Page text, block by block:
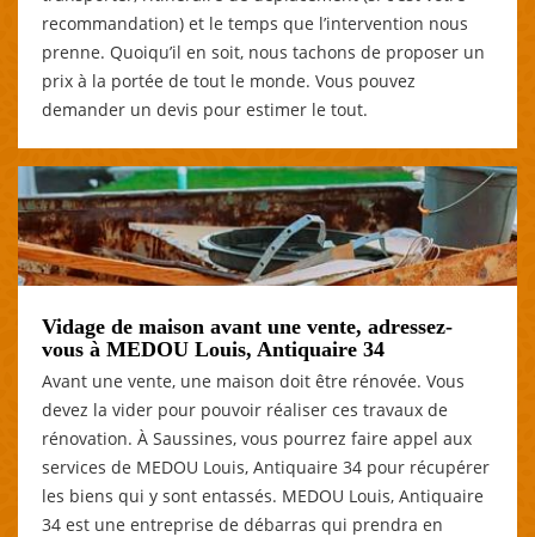
recommandation) et le temps que l’intervention nous
prenne. Quoiqu’il en soit, nous tachons de proposer un
prix à la portée de tout le monde. Vous pouvez
demander un devis pour estimer le tout.
Vidage de maison avant une vente, adressez-
vous à MEDOU Louis, Antiquaire 34
Avant une vente, une maison doit être rénovée. Vous
devez la vider pour pouvoir réaliser ces travaux de
rénovation. À Saussines, vous pourrez faire appel aux
services de MEDOU Louis, Antiquaire 34 pour récupérer
les biens qui y sont entassés. MEDOU Louis, Antiquaire
34 est une entreprise de débarras qui prendra en